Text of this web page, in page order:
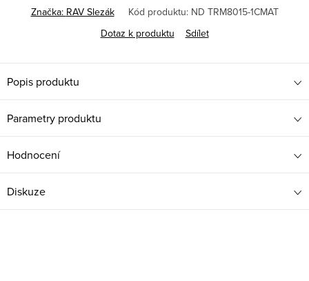
Značka: RAV Slezák Kód produktu: ND TRM8015-1CMAT
Dotaz k produktu
Sdílet
Popis produktu
Parametry produktu
Hodnocení
Diskuze